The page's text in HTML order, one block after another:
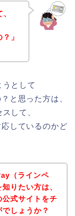
」
として
と思った方は、
して、
しているのかど
（ラインペ
りたい方は、
公式サイトをチ
しょうか？